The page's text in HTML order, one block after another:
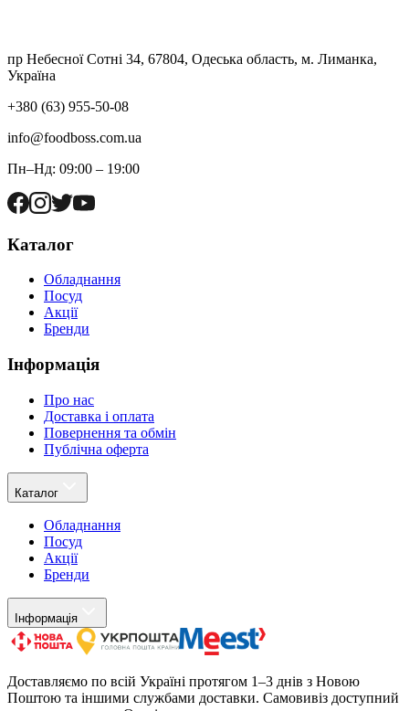
пр Небесної Сотні 34, 67804, Одеська область, м. Лиманка,
Україна
+380 (63) 955-50-08
info@foodboss.com.ua
Пн–Нд: 09:00 – 19:00
Каталог
Обладнання
Посуд
Акції
Бренди
Інформація
Про нас
Доставка і оплата
Повернення та обмін
Публічна оферта
Каталог
Обладнання
Посуд
Акції
Бренди
Інформація
Доставляємо по всій Україні протягом 1–3 днів з Новою
Поштою та іншими службами доставки. Самовивіз доступний